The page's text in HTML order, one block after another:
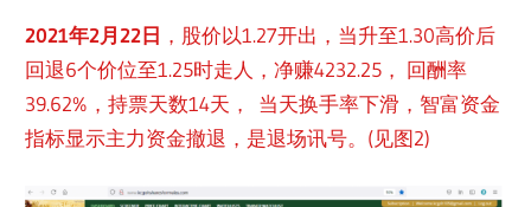
2021年2月22日 ，股价以1.27开出，当升至1.30高价后
回退6个价位至1.25时走人，净赚4232.25， 回酬率
39.62%，持票天数14天， 当天换手率下滑，智富资金
指标显示主力资金撤退，是退场讯号。(见图2)